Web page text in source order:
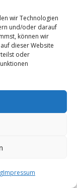
wir Technologien
und/oder darauf
können wir
dieser Website
oder
Impressum
(12.8 km)
(12.95 km)
(12.99 km)
(13.22 km)
(13.25 km)
(14.42 km)